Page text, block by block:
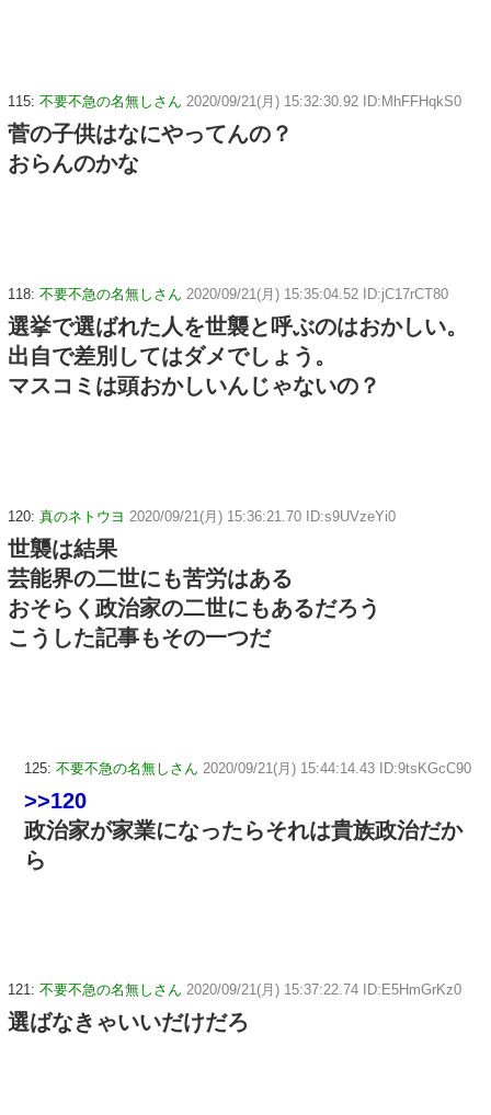
115: 不要不急の名無しさん 2020/09/21(月) 15:32:30.92 ID:MhFFHqkS0
菅の子供はなにやってんの？
おらんのかな
118: 不要不急の名無しさん 2020/09/21(月) 15:35:04.52 ID:jC17rCT80
選挙で選ばれた人を世襲と呼ぶのはおかしい。
出自で差別してはダメでしょう。
マスコミは頭おかしいんじゃないの？
120: 真のネトウヨ 2020/09/21(月) 15:36:21.70 ID:s9UVzeYi0
世襲は結果
芸能界の二世にも苦労はある
おそらく政治家の二世にもあるだろう
こうした記事もその一つだ
125: 不要不急の名無しさん 2020/09/21(月) 15:44:14.43 ID:9tsKGcC90
>>120
政治家が家業になったらそれは貴族政治だか
ら
121: 不要不急の名無しさん 2020/09/21(月) 15:37:22.74 ID:E5HmGrKz0
選ばなきゃいいだけだろ